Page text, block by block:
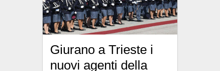
Giurano a Trieste i
nuovi agenti della